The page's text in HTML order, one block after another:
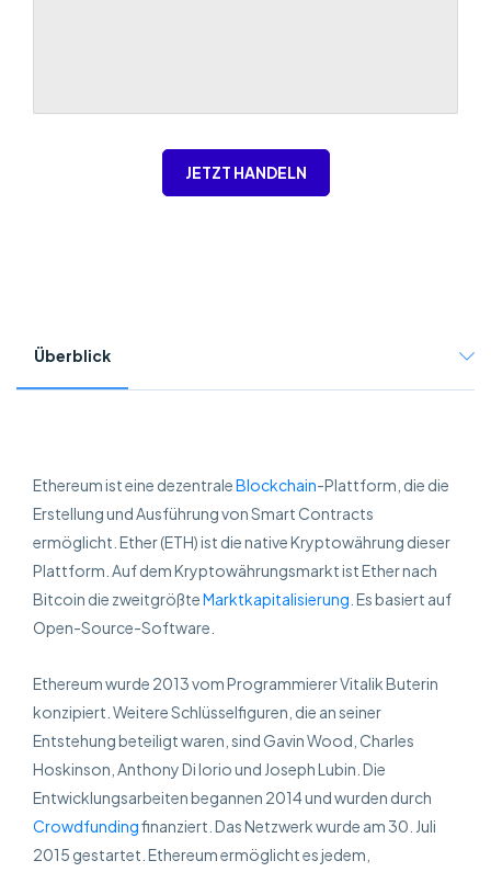
JETZT HANDELN
Überblick
Ethereum ist eine dezentraleBlockchain-Plattform, die die
Erstellung und Ausführung von Smart Contracts
ermöglicht. Ether (ETH) ist die native Kryptowährung dieser
Plattform. Auf dem Kryptowährungsmarkt ist Ether nach
Bitcoin die zweitgrößteMarktkapitalisierung . Es basiert auf
Open-Source-Software.
Ethereum wurde 2013 vom Programmierer Vitalik Buterin
konzipiert. Weitere Schlüsselfiguren, die an seiner
Entstehung beteiligt waren, sind Gavin Wood, Charles
Hoskinson, Anthony Di Iorio und Joseph Lubin. Die
Entwicklungsarbeiten begannen 2014 und wurden durch
Crowdfundingfinanziert. Das Netzwerk wurde am 30. Juli
2015 gestartet. Ethereum ermöglicht es jedem,